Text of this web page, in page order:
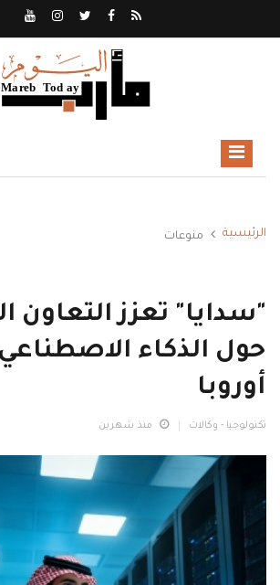
الرئيسية منوعات
"سدايا" تعزز التعاون
حول الذكاء
أوروبا
تكنولوجيا - وكالات منذ شهرين